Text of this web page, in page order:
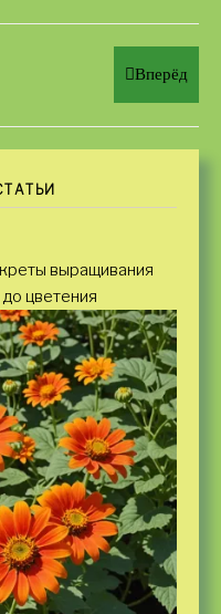
Вперёд
выращивания
цветения